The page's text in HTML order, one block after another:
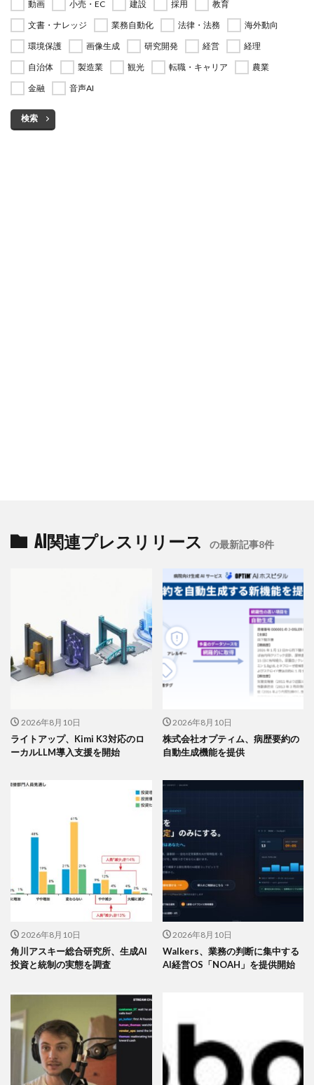
動画 小売・EC 建設 採用
教育
文書・ナレッジ
業務自動化 法律・法務
海外動向
環境保護
画像生成 研究開発 経営
経理
自治体
製造業 観光 転職・キャリア
農業
金融
音声AI
検索
AI関連プレスリリース の最新記事8件
2026年8月10日
ライトアップ、Kimi K3対応のロ
ーカルLLM導入支援を開始
2026年8月10日
株式会社オプティム、病歴要約の
自動生成機能を提供
2026年8月10日
角川アスキー総合研究所、生成AI
投資と統制の実態を調査
2026年8月10日
Walkers、業務の判断に集中する
AI経営OS「NOAH」を提供開始